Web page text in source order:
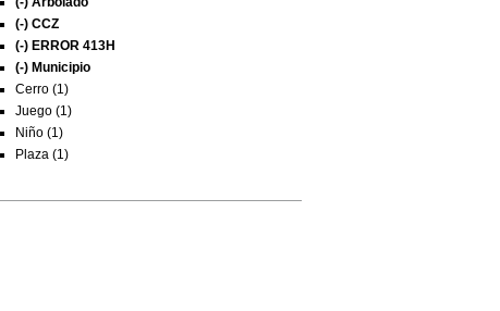
(-) CCZ
(-) ERROR 413H
(-) Municipio
Cerro (1)
Juego (1)
Niño (1)
Plaza (1)